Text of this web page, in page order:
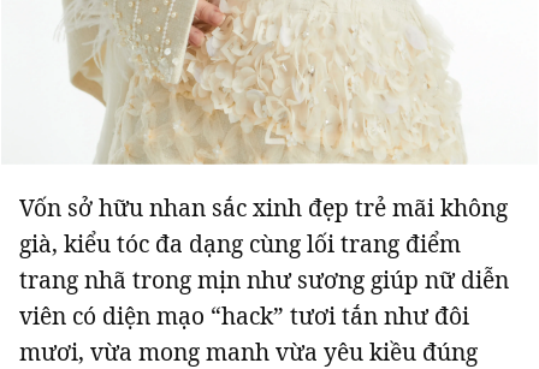
Vốn sở hữu nhan sắc xinh đẹp trẻ mãi không
già, kiểu tóc đa dạng cùng lối trang điểm
trang nhã trong mịn như sương giúp nữ diễn
viên có diện mạo “hack” tươi tắn như đôi
mươi, vừa mong manh vừa yêu kiều đúng